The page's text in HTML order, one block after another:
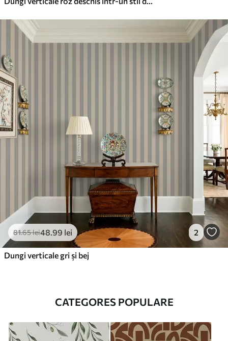
81.65lei48.99 lei 2
Dungi verticale gri și bej
CATEGORES POPULARE